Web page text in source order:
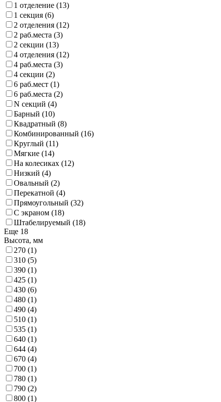
1 отделение (13)
1 секция (6)
2 отделения (12)
2 раб.места (3)
2 секции (13)
4 отделения (12)
4 раб.места (3)
4 секции (2)
6 раб.мест (1)
6 раб.места (2)
N секций (4)
Барный (10)
Квадратный (8)
Комбинированный (16)
Круглый (11)
Мягкие (14)
На колесиках (12)
Низкий (4)
Овальный (2)
Перекатной (4)
Прямоугольный (32)
С экраном (18)
Штабелируемый (18)
Еще 18
Высота, мм
270 (1)
310 (5)
390 (1)
425 (1)
430 (6)
480 (1)
490 (4)
510 (1)
535 (1)
640 (1)
644 (4)
670 (4)
700 (1)
780 (1)
790 (2)
800 (1)